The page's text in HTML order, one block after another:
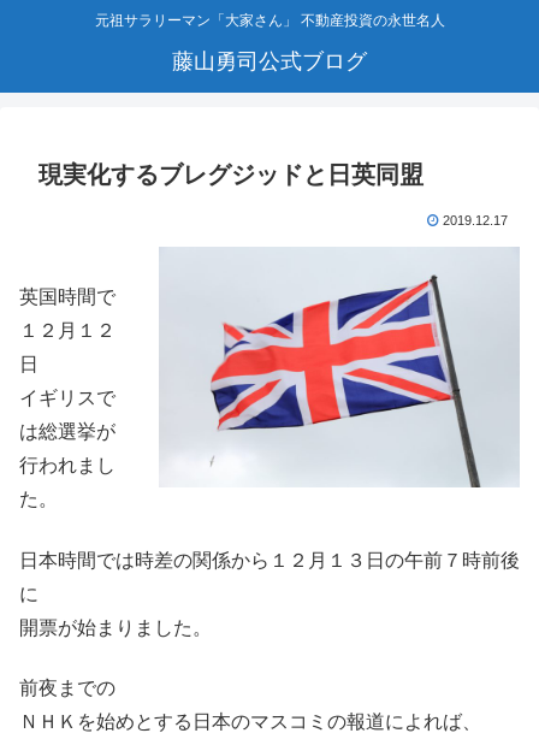
元祖サラリーマン「大家さん」 不動産投資の永世名人
藤山勇司公式ブログ
現実化するブレグジッドと日英同盟
2019.12.17
英国時間で
１２月１２
日
イギリスで
は総選挙が
行われまし
た。
日本時間では時差の関係から１２月１３日の午前７時前後
に
開票が始まりました。
前夜までの
ＮＨＫを始めとする日本のマスコミの報道によれば、